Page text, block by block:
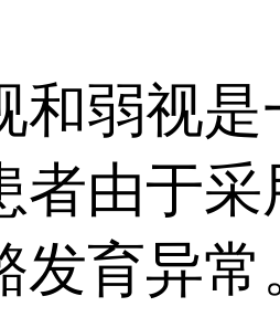
视是一
者由于
发育异常